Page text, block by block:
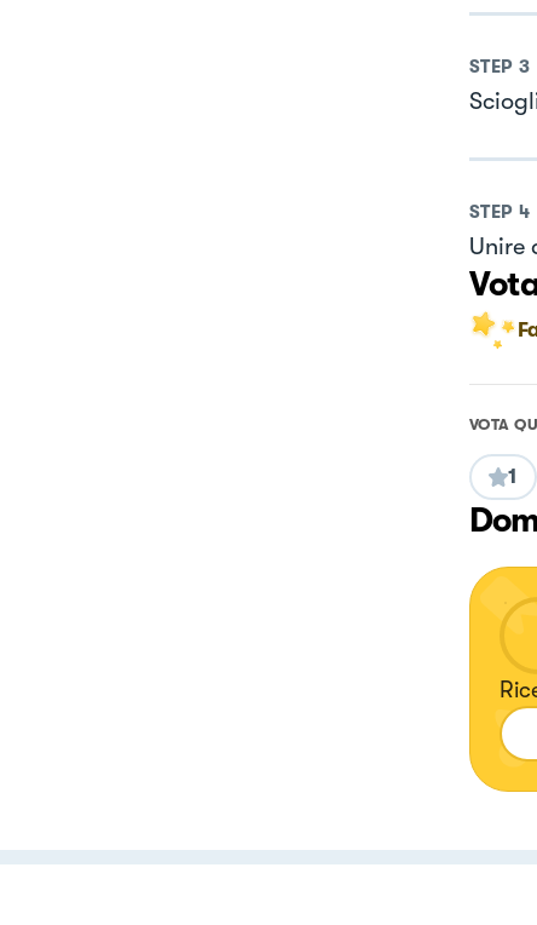
STEP 3
STEP 4
Unire
VOTA
1